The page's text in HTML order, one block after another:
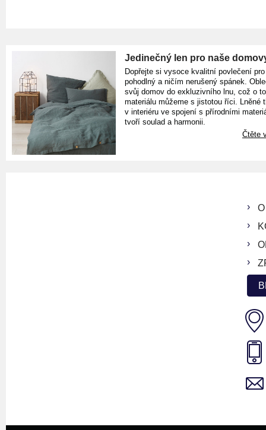
Jedinečný len pro naše
Dopřejte si vysoce kvalitní povlečení pro
pohodlný a ničím nerušený spánek.
svůj domov do exkluzivního lnu, což o
materiálu můžeme s jistotou říci. Lněné
v interiéru ve spojení s přírodními
tvoří soulad a harmonii.
Čtěte